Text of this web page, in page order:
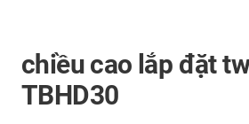
chiều cao lắp đặt
TBHD30